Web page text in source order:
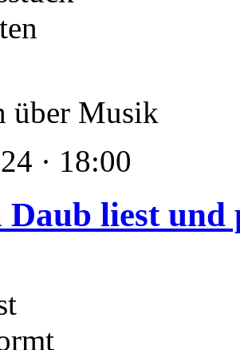
über Musik
· 18:00
Daub liest